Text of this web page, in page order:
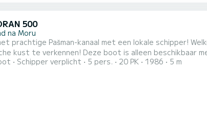
500
na Moru
prachtige Pašman-kanaal met een lokale schipper!
kust te verkennen! Deze boot is alleen beschikbaar
ervaring. We bieden privétours van een halve dag
Schipper verplicht 5 pers. 20 PK 1986 5 m